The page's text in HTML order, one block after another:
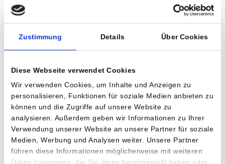
Zustimmung Details Über Cookies
Diese Webseite verwendet Cookies
Wir verwenden Cookies, um Inhalte und Anzeigen zu
personalisieren, Funktionen für soziale Medien anbieten zu
können und die Zugriffe auf unsere Website zu
analysieren. Außerdem geben wir Informationen zu Ihrer
Verwendung unserer Website an unsere Partner für soziale
Medien, Werbung und Analysen weiter. Unsere Partner
führen diese Informationen möglicherweise mit weiteren
Daten zusammen, die Sie ihnen bereitgestellt haben oder
PLZ
Land
Geburtsdatum